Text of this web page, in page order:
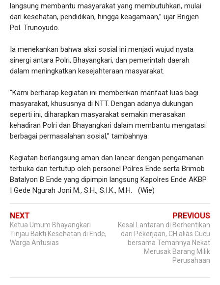
langsung membantu masyarakat yang membutuhkan, mulai
dari kesehatan, pendidikan, hingga keagamaan,” ujar Brigjen
Pol. Trunoyudo.
Ia menekankan bahwa aksi sosial ini menjadi wujud nyata
sinergi antara Polri, Bhayangkari, dan pemerintah daerah
dalam meningkatkan kesejahteraan masyarakat.
“Kami berharap kegiatan ini memberikan manfaat luas bagi
masyarakat, khususnya di NTT. Dengan adanya dukungan
seperti ini, diharapkan masyarakat semakin merasakan
kehadiran Polri dan Bhayangkari dalam membantu mengatasi
berbagai permasalahan sosial,” tambahnya.
Kegiatan berlangsung aman dan lancar dengan pengamanan
terbuka dan tertutup oleh personel Polres Ende serta Brimob
Batalyon B Ende yang dipimpin langsung Kapolres Ende AKBP
I Gede Ngurah Joni M., S.H., S.I.K., M.H. (Wie)
NEXT
Ketua Umum Bhayangkari
Tinjau Bakti Kesehatan di Ende,
Warga Antusias
PREVIOUS
Kesal Lantaran di Berhentikan
dari Pekerjaan, CH alias Cucu
bersama Temannya Nekat
Merusak Barang Milik
Perusahaan